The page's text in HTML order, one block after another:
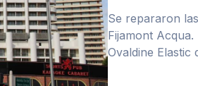
Se repararon
Fijamont
Ovaldine Elastic